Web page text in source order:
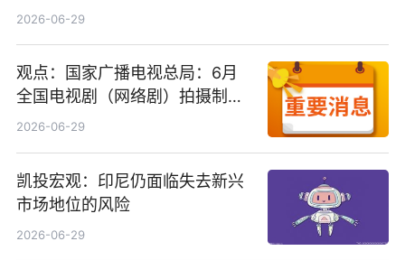
2026-06-29
观点：国家广播电视总局：6月
全国电视剧（网络剧）拍摄制作
备案公示剧目197部
2026-06-29
凯投宏观：印尼仍面临失去新兴
市场地位的风险
2026-06-29